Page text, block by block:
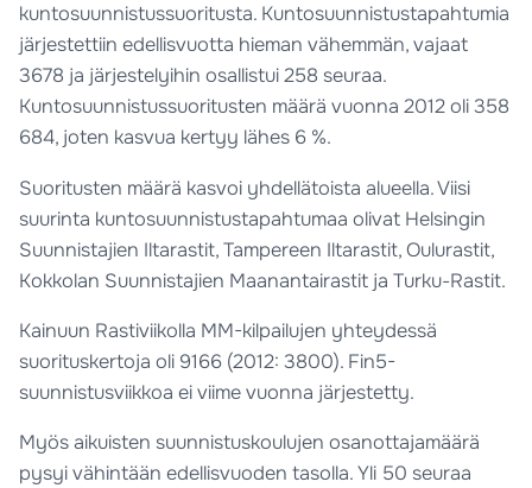
kuntosuunnistussuoritusta. Kuntosuunnistustapahtumia
järjestettiin edellisvuotta hieman vähemmän, vajaat
3678 ja järjestelyihin osallistui 258 seuraa.
Kuntosuunnistussuoritusten määrä vuonna 2012 oli 358
684, joten kasvua kertyy lähes 6 %.
Suoritusten määrä kasvoi yhdellätoista alueella. Viisi
suurinta kuntosuunnistustapahtumaa olivat Helsingin
Suunnistajien Iltarastit, Tampereen Iltarastit, Oulurastit,
Kokkolan Suunnistajien Maanantairastit ja Turku-Rastit.
Kainuun Rastiviikolla MM-kilpailujen yhteydessä
suorituskertoja oli 9166 (2012: 3800). Fin5-
suunnistusviikkoa ei viime vuonna järjestetty.
Myös aikuisten suunnistuskoulujen osanottajamäärä
pysyi vähintään edellisvuoden tasolla. Yli 50 seuraa